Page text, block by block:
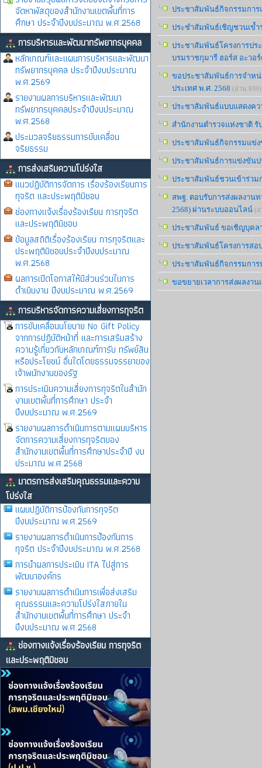
จัดหาพัสดุของสำนักงานเขตพื้นที่การ
ศึกษา ประจำปีงบประมาณ พ.ศ.2568
การบริหารและพัฒนาทรัพยากรบุคคล
หลักเกณฑ์และแผนการบริหารและพัฒนา
ทรัพยากรบุคคล ประจำปีงบประมาณ
พ.ศ.2569
รายงานผลการบริหารและพัฒนา
ทรัพยากรบุคคลประจำปีงบประมาณ
พ.ศ.2568
ประมวลจริยธรรมการขับเคลื่อน
จริยธรรม
การส่งเสริมความโปร่งใส
แนวปฏิบัติการจัดการ เรื่องร้องเรียนการ
ทุจริต และประพฤติมิชอบ
ช่องทางแจ้งเรื่องร้องเรียน การทุจริต
และประพฤติมิชอบ
ข้อมูลสถิติเรื่องร้องเรียน การทุจริตและ
ประพฤติมิชอบประจำปีงบประมาณ
พ.ศ.2568
ผลการเปิดโอกาสให้มีส่วนร่วมในการ
ดำเนินงาน ปีงบประมาณ พ.ศ.2569
การบริหารจัดการความเสี่ยงการทุจริต
การขับเคลื่อนนโยบาย No Gift Policy
จากการปฏิบัติหน้าที่ และการเสริมสร้าง
ความรู้เกี่ยวกับหลักเกณฑ์การับ ทรัพย์สิน
หรือประโยชน์ อื่นใดโดยธรรมจรรยาของ
เจ้าพนักงานของรัฐ
การประเมินความเสี่ยงการทุจริตในสำนัก
งานเขตพิ้นที่การศึกษา ประจำ
ปีงบประมาณ พ.ศ.2569
รายงานผลการดำเนินการตามแผนบริหาร
จัดการความเสี่ยงการทุจริตของ
สำนักงานเขตพื้นที่การศึกษาประจำปี งบ
ประมาณ พ.ศ.2568
มาตรการส่งเสริมคุณธรรมและความ
โปร่งใส
แผนปฏิบัติการป้องกันการทุจริต
ปีงบประมาณ พ.ศ.2569
รายงานผลการดําเนินการป้องกันการ
ทุจริต ประจําปีงบประมาณ พ.ศ.2568
การนำผลการประเมิน ITA ไปสู่การ
พัฒนาองค์กร
รายงานผลการดําเนินการเพื่อส่งเสริม
คุณธรรมและความโปร่งใสภายใน
สำนักงานเขตพื้นที่การศึกษา ประจำ
ปีงบประมาณ พ.ศ.2568
ช่องทางแจ้งเรื่องร้องเรียน การทุจริต
และประพฤติมิชอบ
ประชาสัมพันธ์กิจกรรมการแ
ประชำสัมพันธ์เชิญชวนเข้ำ
ประชาสัมพันธ์โครงการปร
บรมราชกุมารี ฮอร์ส อะวอ
ขอประชาสัมพันธ์การจำหน่
ประเทศ พ.ศ. 2568 (อ่าน 839)
ประชาสัมพันธ์แบบแสดงคว
สำนักงานตำรวจแห่งชาติ รั
ประชาสัมพันธ์กิจกรรมแข่
ประชาสัมพันธ์การแข่งขันป
ประชาสัมพันธ์ชวนเข้าร่วมก
สพฐ. ตอบรับการส่งผลงาน
2568) ผ่านระบบออนไลน์ (อ่
ประชาสัมพันธ์ ขอเชิญบุคล
ประชาสัมพันธ์โครงการสอ
ประชาสัมพันธ์กิจกรรมการ
ขอขยายเวลาการส่งผลงาน